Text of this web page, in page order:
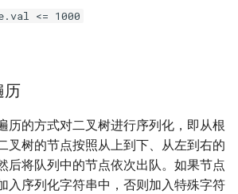
一值的路
存
串
<= 1000
历
历的方式对二叉树进行序列化，即从根
叉树的节点按照从上到下、从左到右的
后将队列中的节点依次出队。如果节点
入序列化字符串中，否则加入特殊字符